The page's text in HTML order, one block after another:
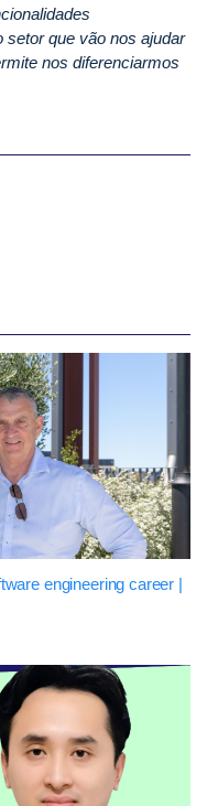
que vão nos ajudar
nos diferenciarmos
engineering career |